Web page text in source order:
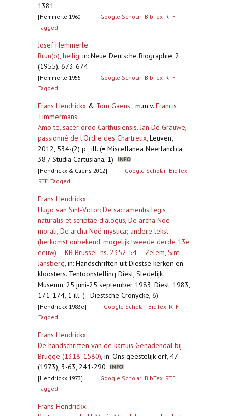
1381
[Hemmerle 1960] Google Scholar BibTex RTF
Tagged
Josef Hemmerle
Brun(o), heilig, in: Neue Deutsche Biographie, 2
(1955), 673-674
[Hemmerle 1955] Google Scholar BibTex RTF
Tagged
Frans Hendrickx & Tom Gaens , m.m.v. Francis
Timmermans
Amo te, sacer ordo Carthusiensis. Jan De Grauwe,
passionné de l'Ordre des Chartreux, Leuven,
2012, 534-(2) p., ill. (= Miscellanea Neerlandica,
38 / Studia Cartusiana, 1)
[Hendrickx & Gaens 2012] Google Scholar BibTex
RTF Tagged
Frans Hendrickx
Hugo van Sint-Victor: De sacramentis legis
naturalis et scriptae dialogus, De archa Noë
morali, De archa Noë mystica; andere tekst
(herkomst onbekend, mogelijk tweede derde 13e
eeuw) – KB Brussel, hs. 2352-54 – Zelem, Sint-
Jansberg, in: Handschriften uit Diestse kerken en
kloosters. Tentoonstelling Diest, Stedelijk
Museum, 25 juni-25 september 1983, Diest, 1983,
171-174, 1 ill. (= Diestsche Cronycke, 6)
[Hendrickx 1983e] Google Scholar BibTex RTF
Tagged
Frans Hendrickx
De handschriften van de kartuis Genadendal bij
Brugge (1318-1580), in: Ons geestelijk erf, 47
(1973), 3-63, 241-290
[Hendrickx 1973] Google Scholar BibTex RTF
Tagged
Frans Hendrickx